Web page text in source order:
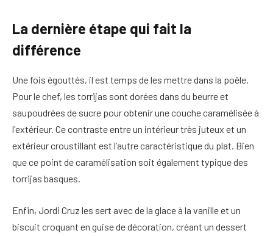
La dernière étape qui fait la
différence
Une fois égouttés, il est temps de les mettre dans la poêle.
Pour le chef, les torrijas sont dorées dans du beurre et
saupoudrées de sucre pour obtenir une couche caramélisée à
l'extérieur. Ce contraste entre un intérieur très juteux et un
extérieur croustillant est l’autre caractéristique du plat. Bien
que ce point de caramélisation soit également typique des
torrijas basques.
Enfin, Jordi Cruz les sert avec de la glace à la vanille et un
biscuit croquant en guise de décoration, créant un dessert